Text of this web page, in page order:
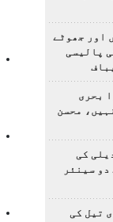
اور جھوٹے
پالیسی
بحری
محسن
کی
سینئر
تیل کی